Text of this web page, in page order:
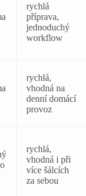
rychlá
příprava,
jednoduchý
workflow
rychlá,
vhodná na
denní domácí
provoz
rychlá,
vhodná i při
více šálcích
za sebou